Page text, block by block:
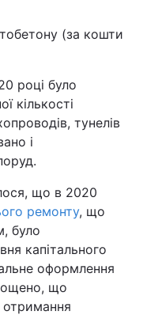
(за кошти
році було
кількості
тунелів
і
що в 2020
ремонту, що
було
капітального
оформлення
що